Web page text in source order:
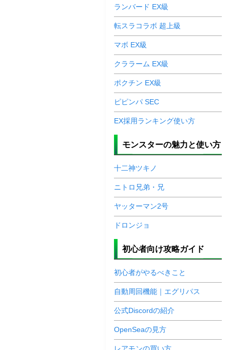
ランバード EX級
転スラコラボ 超上級
マボ EX級
クララーム EX級
ポクチン EX級
ピピンパ SEC
EX採用ランキング使い方
モンスターの魅力と使い方
十二神ツキノ
ニトロ兄弟・兄
ヤッターマン2号
ドロンジョ
初心者向け攻略ガイド
初心者がやるべきこと
自動周回機能｜エグリパス
公式Discordの紹介
OpenSeaの見方